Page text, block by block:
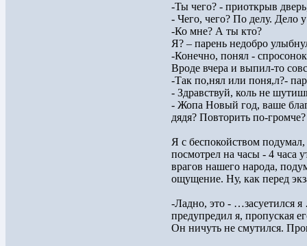
-Ты чего? - приоткрыв
- Чего, чего? По делу. Дело
-Ко мне? А ты кто?
Я? – парень недобро
-Конечно, понял -
Вроде вчера и выпил-то
-Так по,нял или поня,л?-
- Здравствуй, коль не
- Жопа Новый год, ваше
дядя? Повторить по-громче?
Я с беспокойством подумал,
посмотрел на часы - 4 часа
врагов нашего народа,
ощущение. Ну, как перед
-Ладно, это - …засуетился
предупредил я, пропуская
Он ничуть не смутился.